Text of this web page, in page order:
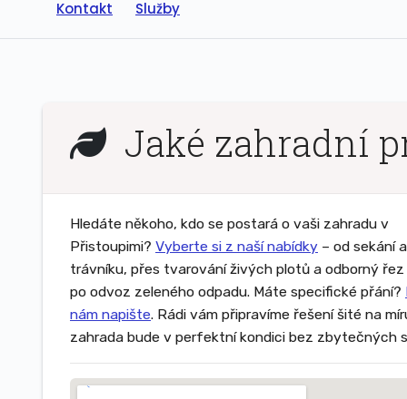
Kontakt Služby
Jaké zahradní
Hledáte někoho, kdo se postará o vaši zahradu v
Přistoupimi? Vyberte si z naší nabídky – od sekání
trávníku, přes tvarování živých plotů a odborný
po odvoz zeleného odpadu. Máte specifické přání?
nám napište. Rádi vám připravíme řešení šité na
zahrada bude v perfektní kondici bez zbytečných